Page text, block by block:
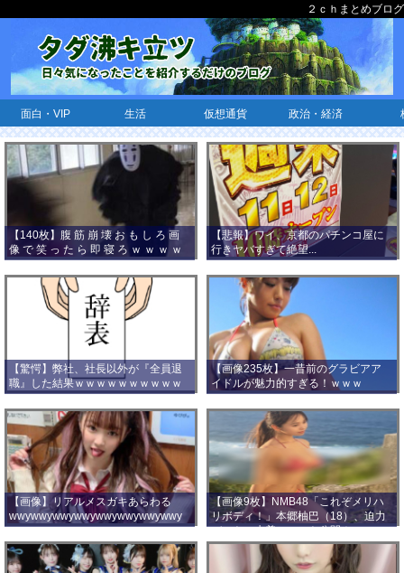
２ｃｈまとめブログ
面白・VIP 生活 仮想通貨 政治・経済
【140枚】腹 筋 崩 壊 お も し ろ 画
像 で 笑 っ た ら 即 寝 ろ ｗ ｗ ｗ ｗ
ｗ ｗ ｗ ｗ ｗ ｗ ｗ ｗ
【悲報】ワイ、京都のパチンコ屋に
行きヤバすぎて絶望...
【驚愕】弊社、社長以外が『全員退
職』した結果ｗｗｗｗｗｗｗｗｗｗ
ｗｗｗ
【画像235枚】一昔前のグラビアア
イドルが魅力的すぎる！ｗｗｗ
【画像】リアルメスガキあらわる
wwywwywwywwywwywwywwywwy
wwy
【画像9枚】NMB48「これぞメリハ
リボディ！」本郷柚巴（18）、迫力
バストの水着ショット公開！